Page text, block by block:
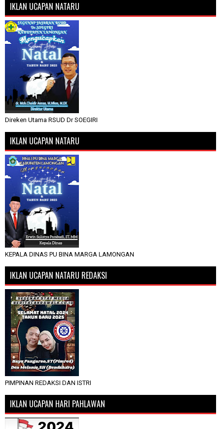
IKLAN UCAPAN NATARU
Direken Utama RSUD Dr SOEGIRI
IKLAN UCAPAN NATARU
KEPALA DINAS PU BINA MARGA LAMONGAN
IKLAN UCAPAN NATARU REDAKSI
PIMPINAN REDAKSI DAN ISTRI
IKLAN UCAPAN HARI PAHLAWAN